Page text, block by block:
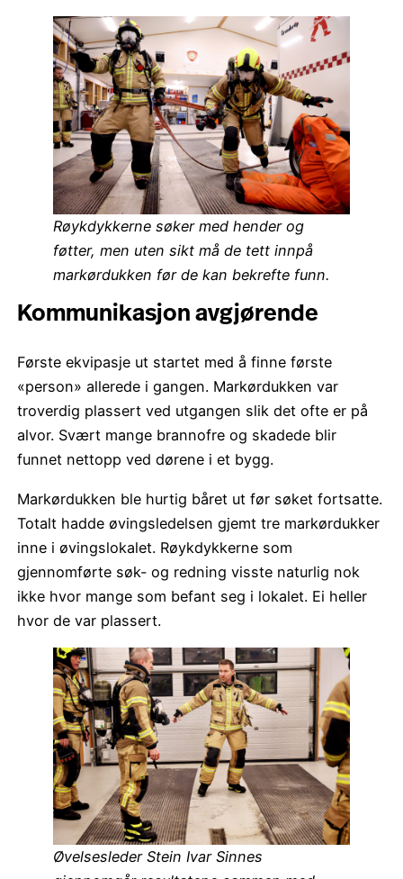
Røykdykkerne søker med hender og
føtter, men uten sikt må de tett innpå
markørdukken før de kan bekrefte funn.
Kommunikasjon avgjørende
Første ekvipasje ut startet med å finne første
«person» allerede i gangen. Markørdukken var
troverdig plassert ved utgangen slik det ofte er på
alvor. Svært mange brannofre og skadede blir
funnet nettopp ved dørene i et bygg.
Markørdukken ble hurtig båret ut før søket fortsatte.
Totalt hadde øvingsledelsen gjemt tre markørdukker
inne i øvingslokalet. Røykdykkerne som
gjennomførte søk- og redning visste naturlig nok
ikke hvor mange som befant seg i lokalet. Ei heller
hvor de var plassert.
Øvelsesleder Stein Ivar Sinnes